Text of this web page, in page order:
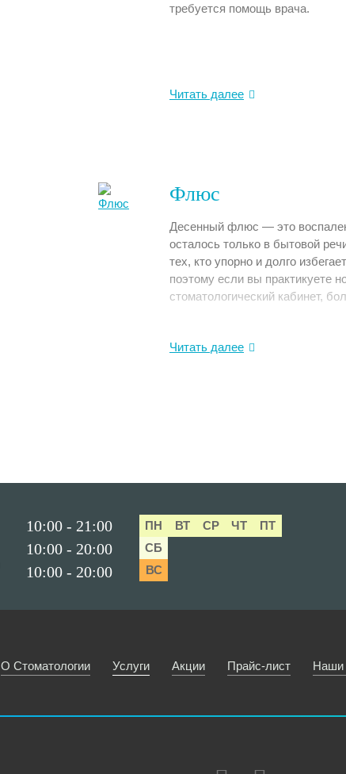
требуется помощь врача.
Читать далее
Флюс
Десенный флюс — это
осталось только в бытовой
тех, кто упорно и долго
поэтому если вы практикуете
стоматологический кабинет,
Читать далее
10:00 - 21:00
10:00 - 20:00
10:00 - 20:00
ПН ВТ СР ЧТ
ПТ
СБ
ВС
О Стоматологии Услуги Акции Прайс-лист Наши